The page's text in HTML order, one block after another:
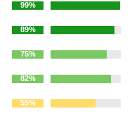
99%
89%
75%
82%
55%